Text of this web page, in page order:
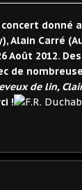
donné
Alain Carré
Août 2012.
de
de lin,
!